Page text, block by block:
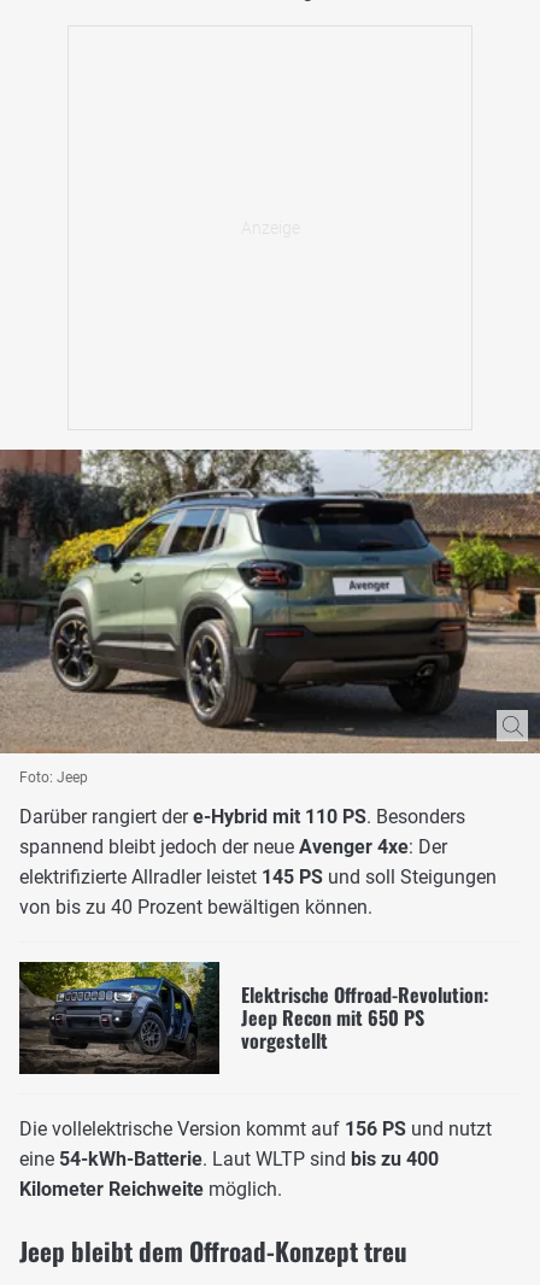
Foto: Jeep
Darüber rangiert dere-Hybrid mit 110 PS. Besonders
spannend bleibt jedoch der neue Avenger 4xe: Der
elektrifizierte Allradler leistet 145 PS und soll Steigungen
von bis zu 40 Prozent bewältigen können.
Elektrische Offroad-Revolution:
Jeep Recon mit 650 PS
vorgestellt
Die vollelektrische Version kommt auf 156 PS und nutzt
eine 54-kWh-Batterie. Laut WLTP sind bis zu 400
Kilometer Reichweite möglich.
Jeep bleibt dem Offroad-Konzept treu